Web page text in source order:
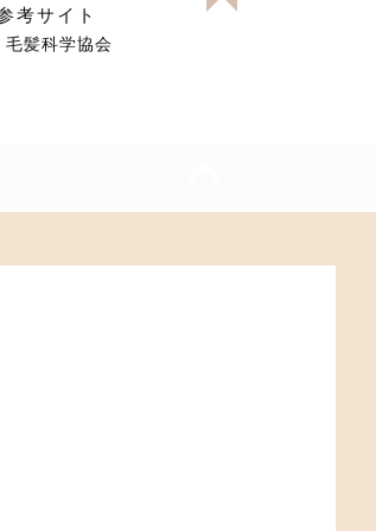
考サイト
毛髪科学協会